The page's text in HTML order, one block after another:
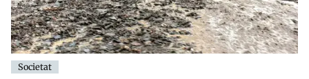
Societat